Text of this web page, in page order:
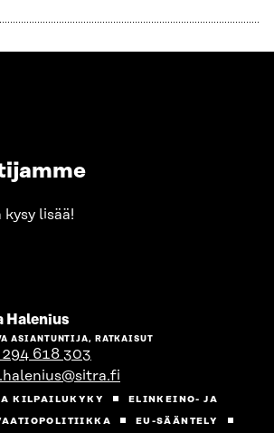
lisää!
HaleniusSiirry
henkilön
sivulle
ASIANTUNTIJA, RATKAISUT
294 618 303
KILPAILUKYKY
ELINKEINO- JA
EU-SÄÄNTELY